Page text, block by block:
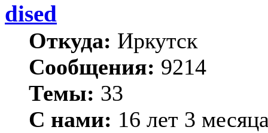
dised
Откуда: Иркутск
Сообщения: 9214
Темы: 33
С нами: 16 лет 3